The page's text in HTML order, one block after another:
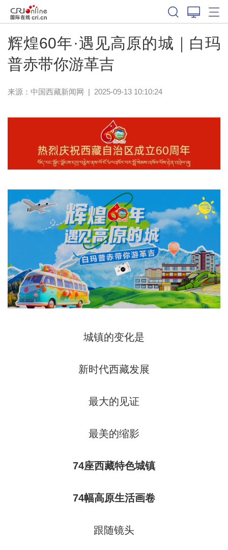
辉煌60年·遇见高原的城｜白玛
普赤带你游革吉
来源： 中国西藏新闻网 | 2025-09-13 10:10:24
城镇的变化是
新时代西藏发展
最大的见证
最美的缩影
74座西藏特色城镇
74幅高原生活画卷
跟随镜头